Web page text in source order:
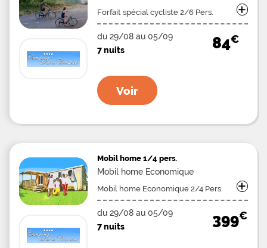
Forfait spécial cycliste 2/6 Pers. +
du 29/08 au 05/09
7 nuits
84€
Voir
Mobil home 1/4 pers.
Mobil home Economique
Mobil home Economique 2/4 Pers. +
du 29/08 au 05/09
7 nuits
399€